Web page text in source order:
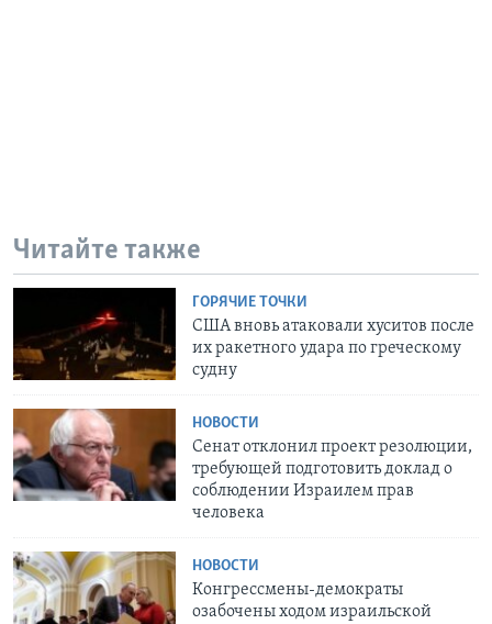
Читайте также
ГОРЯЧИЕ ТОЧКИ
США вновь атаковали хуситов после
их ракетного удара по греческому
судну
НОВОСТИ
Сенат отклонил проект резолюции,
требующей подготовить доклад о
соблюдении Израилем прав
человека
НОВОСТИ
Конгрессмены-демократы
озабочены ходом израильской